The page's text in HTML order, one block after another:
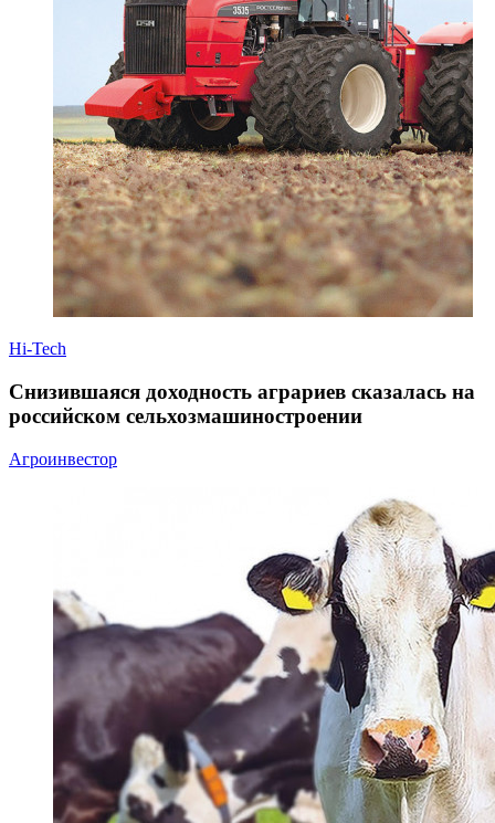
Hi-Tech
Снизившаяся доходность аграриев сказалась на
российском сельхозмашиностроении
Агроинвестор